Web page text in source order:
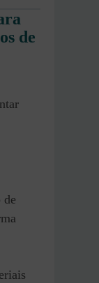
de
de